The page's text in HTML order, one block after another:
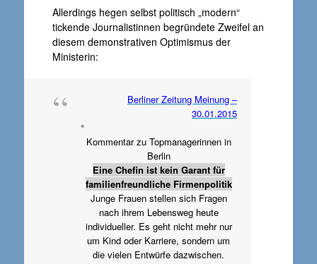
Allerdings hegen selbst politisch „modern“
tickende Journalistinnen begründete Zweifel an
diesem demonstrativen Optimismus der
Ministerin:
Berliner Zeitung Meinung –
30.01.2015
°
Kommentar zu Topmanagerinnen in
Berlin
Eine Chefin ist kein Garant für
familienfreundliche Firmenpolitik
Junge Frauen stellen sich Fragen
nach ihrem Lebensweg heute
individueller. Es geht nicht mehr nur
um Kind oder Karriere, sondern um
die vielen Entwürfe dazwischen.